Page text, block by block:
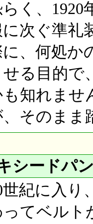
く、1920
に次ぐ準礼
に、何処か
せる目的で
も知れませ
、そのまま
シードパ
世紀に入り
ってベルト